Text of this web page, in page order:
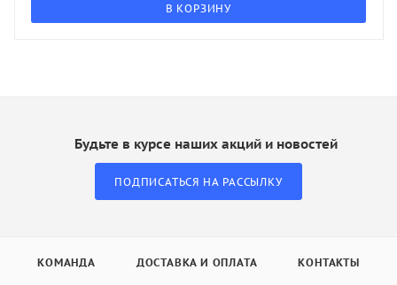
В КОРЗИНУ
Будьте в курсе наших акций и новостей
ПОДПИСАТЬСЯ НА РАССЫЛКУ
КОМАНДА ДОСТАВКА И ОПЛАТА КОНТАКТЫ